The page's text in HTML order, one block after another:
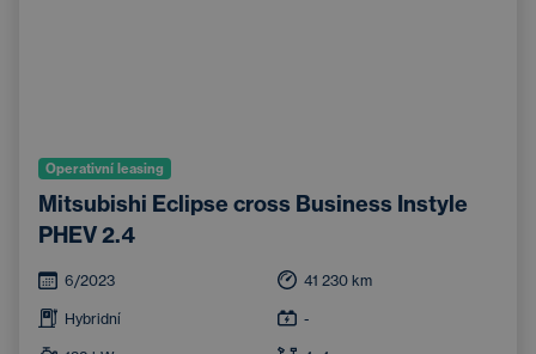
Operativní leasing
Mitsubishi Eclipse cross Business Instyle
PHEV 2.4
6/2023 41 230 km
Hybridní -